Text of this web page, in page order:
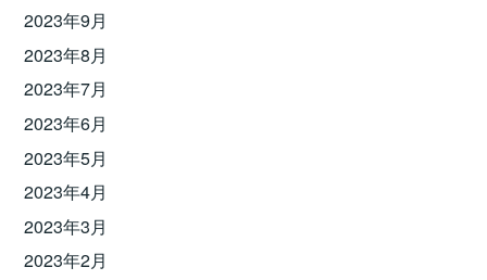
2023年9月
2023年8月
2023年7月
2023年6月
2023年5月
2023年4月
2023年3月
2023年2月